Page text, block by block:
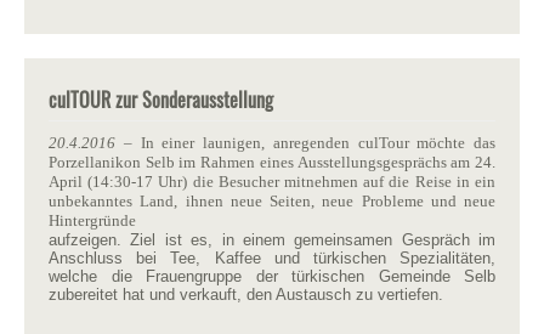
culTOUR zur Sonderausstellung
20.4.2016 – In einer launigen, anregenden culTour möchte das
Porzellanikon Selb im Rahmen eines Ausstellungsgesprächs am 24.
April (14:30-17 Uhr) die Besucher mitnehmen auf die Reise in ein
unbekanntes Land, ihnen neue Seiten, neue Probleme und neue
Hintergründe
aufzeigen. Ziel ist es, in einem gemeinsamen Gespräch im
Anschluss bei Tee, Kaffee und türkischen Spezialitäten,
welche die Frauengruppe der türkischen Gemeinde Selb
zubereitet hat und verkauft, den Austausch zu vertiefen.